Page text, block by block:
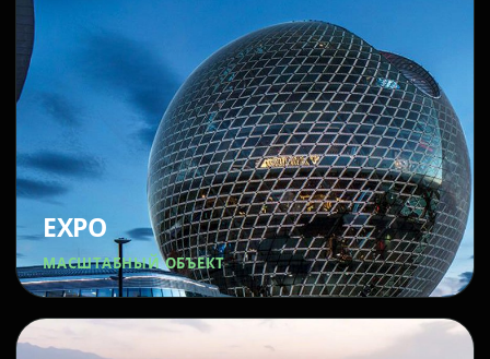
EXPO
МАСШТАБНЫЙ ОБЪЕКТ